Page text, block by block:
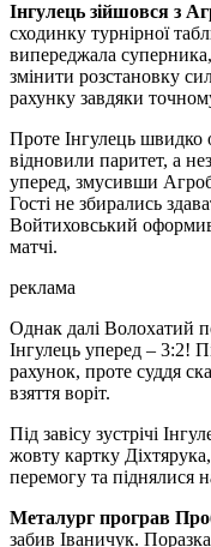
Інгулець зійшовся з
сходинку турнірної
випереджала
змінити розстановку
рахунку завдяки
Проте Інгулець швидко
відновили паритет, а
уперед, змусивши
Гості не збирались
Войтиховський
матчі.
реклама
Однак далі Волохатий
Інгулець уперед – 3:2!
рахунок, проте суддя
взяття воріт.
Під завісу зустрічі
жовту картку
перемогу та піднялися
Металург програв
забив Іваничук.